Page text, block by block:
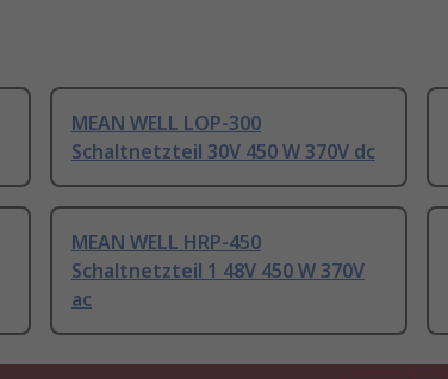
MEAN WELL LOP-300
Schaltnetzteil 30V 450 W 370V dc
MEAN WELL HRP-450
Schaltnetzteil 1 48V 450 W 370V
ac